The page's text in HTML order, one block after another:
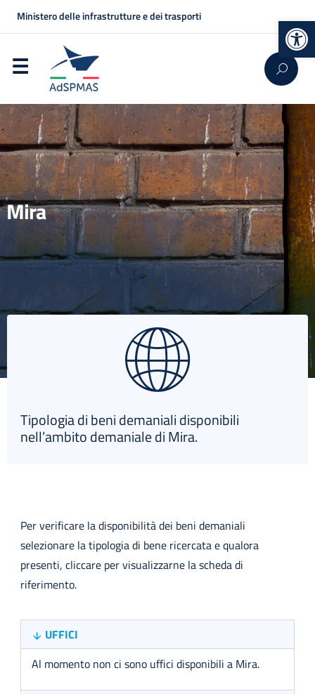
Ministero delle infrastrutture e dei trasporti
Mira
Tipologia di beni demaniali disponibili
nell’ambito demaniale di Mira.
Per verificare la disponibilità dei beni demaniali
selezionare la tipologia di bene ricercata e qualora
presenti, cliccare per visualizzarne la scheda di
riferimento.
UFFICI
Al momentonon ci sono uffici disponibili a Mira.